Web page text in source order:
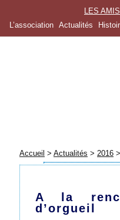
LES
L’association
Actualités
Accueil > Actualités > 2016 >
A la
d’orgueil